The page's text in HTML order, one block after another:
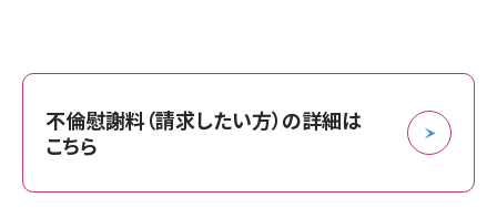
不倫慰謝料（請求したい方）の詳細は
こちら